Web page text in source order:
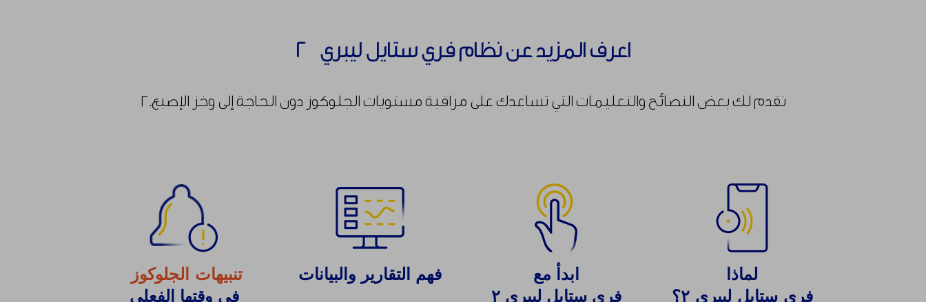
اعرف المزيد عن نظام فري ستايل ليبري ٢
نقدم لك بعض النصائح والتعليمات التي تساعدك على مراقبة مستويات الجلوكوز دون الحاجة إلى وخز الإصبع.٢
تنبيهات الجلوكوز
في وقتها الفعلي
فهم التقارير والبيانات
ابدأ مع
فري ستايل ليبري ٢
لماذا
فري ستايل ليبري ٢؟